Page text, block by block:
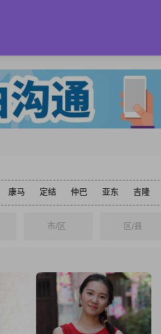
康马 定结 仲巴 亚东 吉隆
市/区 区/县